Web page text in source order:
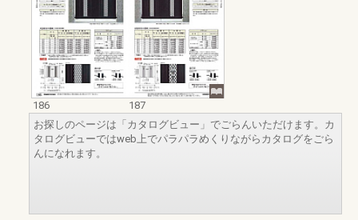
186
187
お探しのページは「カタログビュー」でごらんいただけます。カ
タログビューではweb上でパラパラめくりながらカタログをごら
んになれます。